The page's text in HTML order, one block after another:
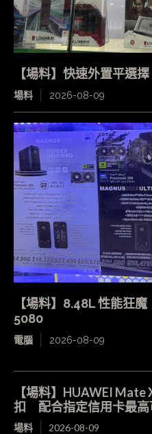
【場料】快速外置平
場料 2026-08-09
【場料】8.48L 性能狂
5080
電腦 2026-08-09
【場料】HUAWEI
扣 配合指定信用卡最高
場料 2026-08-09